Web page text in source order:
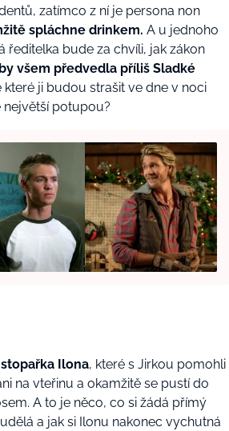
zatímco z ní je persona non
spláchne drinkem. A u jednoho
ředitelka bude za chvíli, jak zákon
všem předvedla příliš Sladké
které ji budou strašit ve dne v noci
potupou?
Ilona, které s Jirkou pomohli
na vteřinu a okamžitě se pustí do
A to je něco, co si žádá přímý
a jak si Ilonu nakonec vychutná